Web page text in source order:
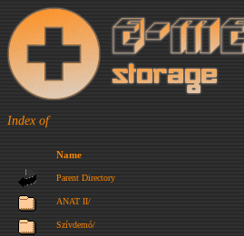
Index of
Name
Parent Directory
ANAT II/
Szívdemó/